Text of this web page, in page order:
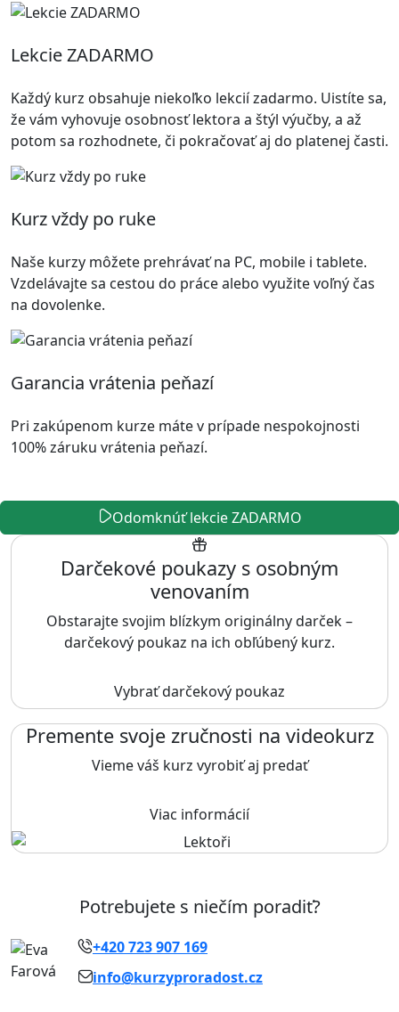
Lekcie ZADARMO
Každý kurz obsahuje niekoľko lekcií zadarmo. Uistíte sa,
že vám vyhovuje osobnosť lektora a štýl výučby, a až
potom sa rozhodnete, či pokračovať aj do platenej časti.
Kurz vždy po ruke
Naše kurzy môžete prehrávať na PC, mobile i tablete.
Vzdelávajte sa cestou do práce alebo využite voľný čas
na dovolenke.
Garancia vrátenia peňazí
Pri zakúpenom kurze máte v prípade nespokojnosti
100% záruku vrátenia peňazí.
Odomknúť lekcie ZADARMO
Darčekové poukazy s osobným
venovaním
Obstarajte svojim blízkym originálny darček –
darčekový poukaz na ich obľúbený kurz.
Vybrať darčekový poukaz
Premente svoje zručnosti na videokurz
Vieme váš kurz vyrobiť aj predať
Viac informácií
Potrebujete s niečím poradiť?
+420 723 907 169
info@kurzyproradost.cz